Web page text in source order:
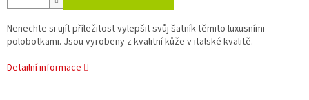
Nenechte si ujít příležitost vylepšit svůj šatník těmito luxusními
polobotkami. Jsou vyrobeny z kvalitní kůže v italské kvalitě.
Detailní informace